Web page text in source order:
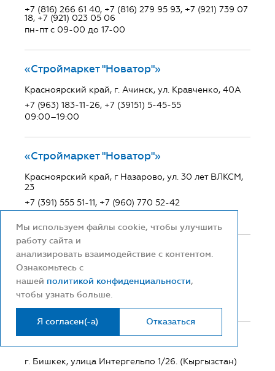
Мы используем файлы cookie, чтобы улучшить
работу сайта и
анализировать взаимодействие с контентом.
Ознакомьтесь с
нашей политикой конфиденциальности,
чтобы узнать больше.
Я согласен(-а) Отказаться
+7 (816) 266 61 40, +7 (816) 279 95 93, +7 (921) 739 07
18, +7 (921) 023 05 06
пн-пт с 09-00 до 17-00
«Строймаркет "Новатор"»
Красноярский край, г. Ачинск, ул. Кравченко, 40А
+7 (963) 183-11-26, +7 (39151) 5-45-55
09:00–19:00
«Строймаркет "Новатор"»
Красноярский край, г Назарово, ул. 30 лет ВЛКСМ,
23
+7 (391) 555 51-11, +7 (960) 770 52-42
09:00–19:00
«НЕПТУН»
+7 (343) 34-22-111
Пн-Пт: с 9.00-20.00 Сб-Вс: с 10.00-18.00
«СантехЛюкс»
г. Бишкек, улица Интергельпо 1/26. (Кыргызстан)